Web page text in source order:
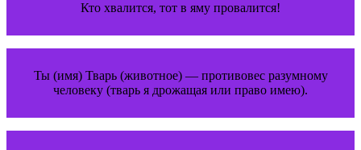
Кто хвалится, тот в яму провалится!
Ты (имя) Тварь (животное) — противовес разумному
человеку (тварь я дрожащая или право имею).